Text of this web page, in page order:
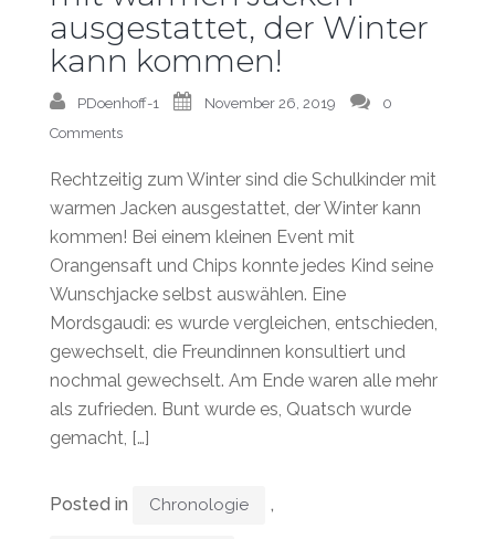
ausgestattet, der Winter
kann kommen!
PDoenhoff-1 November 26, 2019
0
Comments
Rechtzeitig zum Winter sind die Schulkinder mit
warmen Jacken ausgestattet, der Winter kann
kommen! Bei einem kleinen Event mit
Orangensaft und Chips konnte jedes Kind seine
Wunschjacke selbst auswählen. Eine
Mordsgaudi: es wurde vergleichen, entschieden,
gewechselt, die Freundinnen konsultiert und
nochmal gewechselt. Am Ende waren alle mehr
als zufrieden. Bunt wurde es, Quatsch wurde
gemacht, […]
Posted in Chronologie ,